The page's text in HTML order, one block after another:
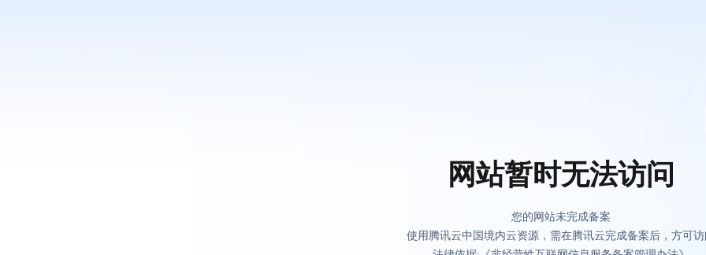
网站暂时无法访问
您的网站未完成备案
使用腾讯云中国境内云资源，需在腾讯云完成备案后，方可